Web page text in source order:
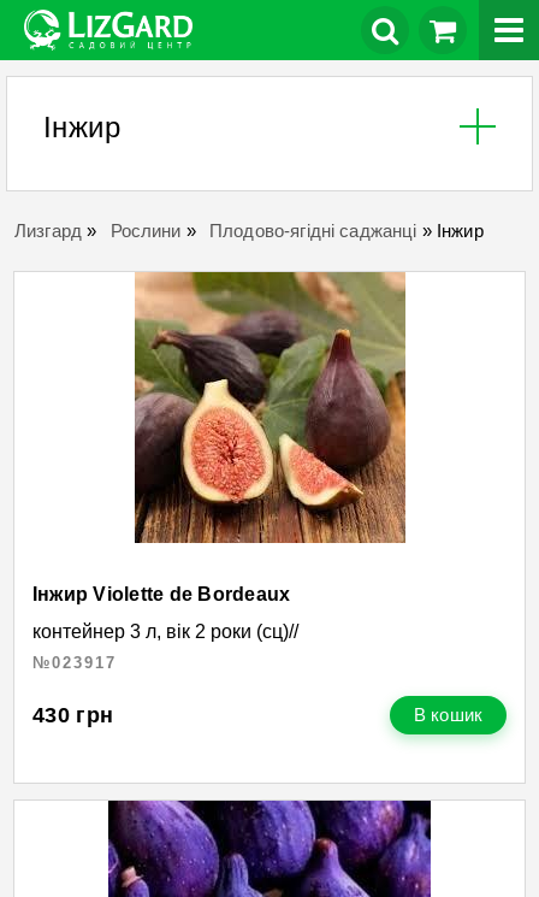
Інжир
Лизгард » Рослини » Плодово-ягідні саджанці » Інжир
Інжир Violette de Bordeaux
контейнер 3 л, вік 2 роки (сц)//
№023917
430 грн В кошик